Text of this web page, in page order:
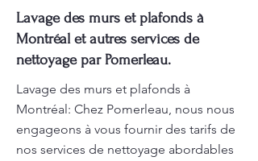
Lavage des murs et plafonds à
Montréal et autres services de
nettoyage par Pomerleau.
Lavage des murs et plafonds à
Montréal: Chez Pomerleau, nous nous
engageons à vous fournir des tarifs de
nos services de nettoyage abordables